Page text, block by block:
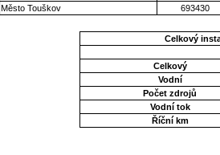
Město Touškov
693430
Celkový
Celkový
Vodní
Počet zdrojů
Vodní tok
Říční km